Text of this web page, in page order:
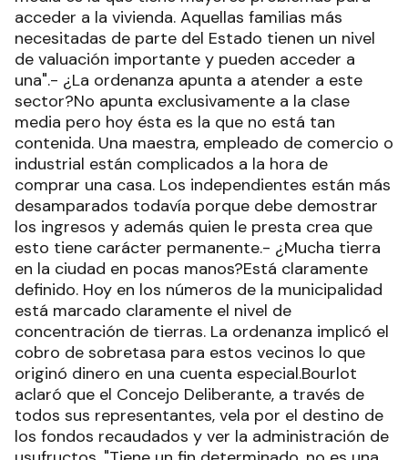
acceder a la vivienda. Aquellas familias más
necesitadas de parte del Estado tienen un nivel
de valuación importante y pueden acceder a
una".- ¿La ordenanza apunta a atender a este
sector?No apunta exclusivamente a la clase
media pero hoy ésta es la que no está tan
contenida. Una maestra, empleado de comercio o
industrial están complicados a la hora de
comprar una casa. Los independientes están más
desamparados todavía porque debe demostrar
los ingresos y además quien le presta crea que
esto tiene carácter permanente.- ¿Mucha tierra
en la ciudad en pocas manos?Está claramente
definido. Hoy en los números de la municipalidad
está marcado claramente el nivel de
concentración de tierras. La ordenanza implicó el
cobro de sobretasa para estos vecinos lo que
originó dinero en una cuenta especial.Bourlot
aclaró que el Concejo Deliberante, a través de
todos sus representantes, vela por el destino de
los fondos recaudados y ver la administración de